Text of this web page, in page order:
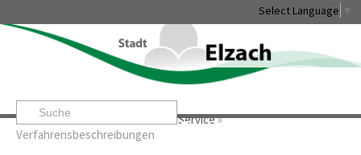
Select Language
Startseite» »Service»
Verfahrensbeschreibungen
Leben & Erleben Rathaus & Service